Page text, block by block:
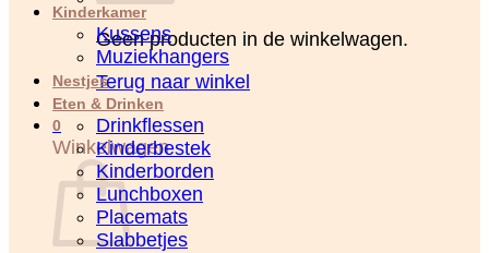
Geen producten in de winkelwagen.
Terug naar winkel
0
Winkelwagen
Kinderkamer
Kussens
Muziekhangers
Nestjes
Eten & Drinken
Drinkflessen
Kinderbestek
Kinderborden
Lunchboxen
Placemats
Slabbetjes